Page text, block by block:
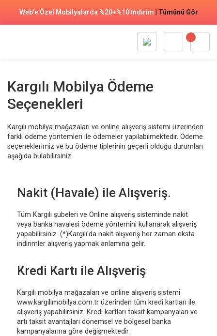
Web'e Özel Mobilyalarda %20+%10 İndirim Tümünü Gör
Kargılı Mobilya Ödeme
Seçenekleri
Kargılı mobilya mağazaları ve online alışveriş sistemi üzerinden
farklı ödeme yöntemleri ile ödemeler yapılabilmektedir. Ödeme
seçeneklerimiz ve bu ödeme tiplerinin geçerli olduğu durumları
aşağıda bulabilirsiniz.
Nakit (Havale) ile Alışveriş.
Tüm Kargılı şubeleri ve Online alışveriş sisteminde nakit
veya banka havalesi ödeme yöntemini kullanarak alışveriş
yapabilirsiniz. (*)Kargılı'da nakit alışveriş her zaman eksta
indirimler alışveriş yapmak anlamına gelir.
Kredi Kartı ile Alışveriş
Kargılı mobilya mağazaları ve online alışveriş sistemi
www.kargilimobilya.com.tr üzerinden tüm kredi kartları ile
alışveriş yapabilirsiniz. Kredi kartları taksit kampanyaları ve
artı taksit avantajları dönemsel ve bölgesel banka
kampanyalarına göre değişmektedir.